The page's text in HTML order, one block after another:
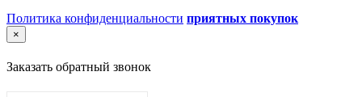
Политика конфиденциальности приятных покупок
×
Заказать обратный звонок